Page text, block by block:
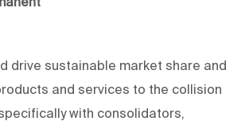
drive sustainable market share and
and services to the collision
with consolidators,